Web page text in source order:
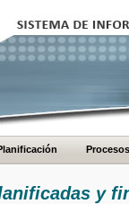
Procesos
y